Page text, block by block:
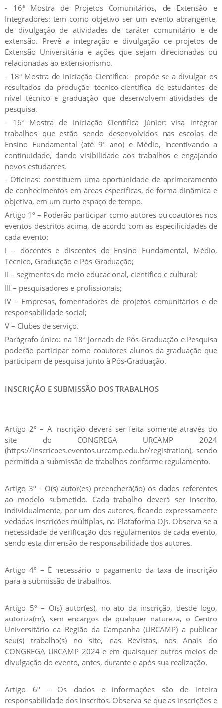
- 16ª Mostra de Projetos Comunitários, de Extensão e
Integradores: tem como objetivo ser um evento abrangente,
de divulgação de atividades de caráter comunitário e de
extensão. Prevê a integração e divulgação de projetos de
Extensão Universitária e ações que sejam direcionadas ou
relacionadas ao extensionismo.
- 18ª Mostra de Iniciação Científica: propõe-se a divulgar os
resultados da produção técnico-científica de estudantes de
nível técnico e graduação que desenvolvem atividades de
pesquisa.
- 16ª Mostra de Iniciação Científica Júnior: visa integrar
trabalhos que estão sendo desenvolvidos nas escolas de
Ensino Fundamental (até 9º ano) e Médio, incentivando a
continuidade, dando visibilidade aos trabalhos e engajando
novos estudantes.
- Oficinas: constituem uma oportunidade de aprimoramento
de conhecimentos em áreas específicas, de forma dinâmica e
objetiva, em um curto espaço de tempo.
Artigo 1º – Poderão participar como autores ou coautores nos
eventos descritos acima, de acordo com as especificidades de
cada evento:
I – docentes e discentes do Ensino Fundamental, Médio,
Técnico, Graduação e Pós-Graduação;
II – segmentos do meio educacional, científico e cultural;
III – pesquisadores e profissionais;
IV – Empresas, fomentadores de projetos comunitários e de
responsabilidade social;
V – Clubes de serviço.
Parágrafo único: na 18ª Jornada de Pós-Graduação e Pesquisa
poderão participar como coautores alunos da graduação que
participam de pesquisa junto à Pós-Graduação.
INSCRIÇÃO E SUBMISSÃO DOS TRABALHOS
Artigo 2º – A inscrição deverá ser feita somente através do
site do CONGREGA URCAMP 2024
(https://inscricoes.eventos.urcamp.edu.br/registration), sendo
permitida a submissão de trabalhos conforme regulamento.
Artigo 3º - O(s) autor(es) preencherá(ão) os dados referentes
ao modelo submetido. Cada trabalho deverá ser inscrito,
individualmente, por um dos autores, ficando expressamente
vedadas inscrições múltiplas, na Plataforma OJs. Observa-se a
necessidade de verificação dos regulamentos de cada evento,
sendo esta dimensão de responsabilidade dos autores.
Artigo 4º – É necessário o pagamento da taxa de inscrição
para a submissão de trabalhos.
Artigo 5º – O(s) autor(es), no ato da inscrição, desde logo,
autoriza(m), sem encargos de qualquer natureza, o Centro
Universitário da Região da Campanha (URCAMP) a publicar
seu(s) trabalho(s) no site, nas Revistas, nos Anais do
CONGREGA URCAMP 2024 e em quaisquer outros meios de
divulgação do evento, antes, durante e após sua realização.
Artigo 6º – Os dados e informações são de inteira
responsabilidade dos inscritos. Observa-se que as inscrições e